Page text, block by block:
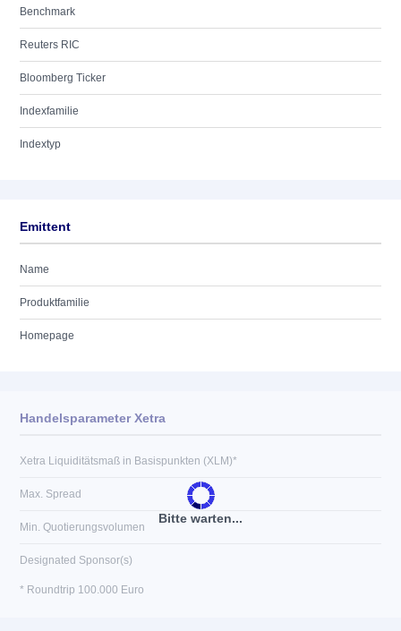
Benchmark
Reuters RIC
Bloomberg Ticker
Indexfamilie
Indextyp
Emittent
Name
Produktfamilie
Homepage
Bitte warten...
Handelsparameter Xetra
Xetra Liquiditätsmaß in Basispunkten (XLM)*
Max. Spread
Min. Quotierungsvolumen
Designated Sponsor(s)
* Roundtrip 100.000 Euro